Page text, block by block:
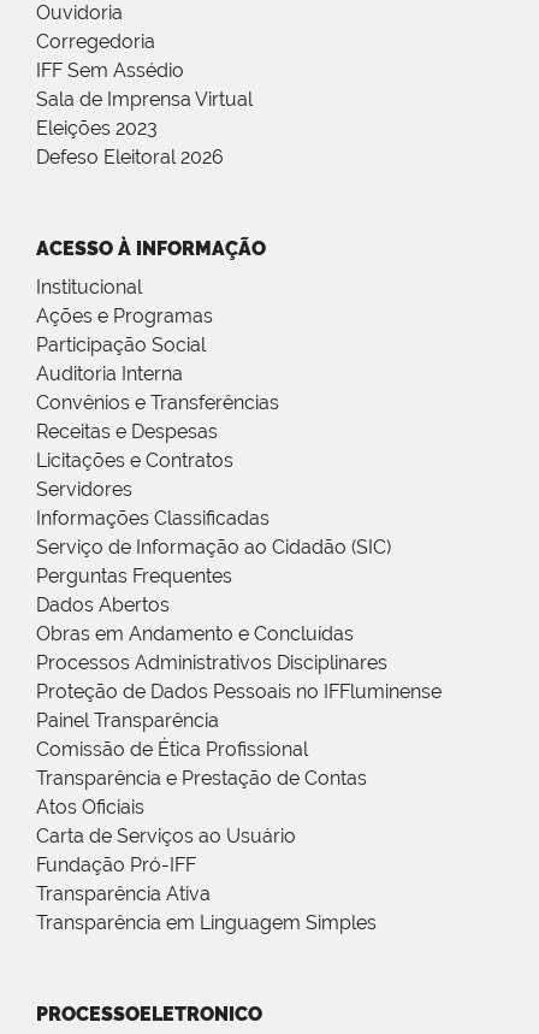
Ouvidoria
Corregedoria
IFF Sem Assédio
Sala de Imprensa Virtual
Eleições 2023
Defeso Eleitoral 2026
ACESSO À INFORMAÇÃO
Institucional
Ações e Programas
Participação Social
Auditoria Interna
Convênios e Transferências
Receitas e Despesas
Licitações e Contratos
Servidores
Informações Classificadas
Serviço de Informação ao Cidadão (SIC)
Perguntas Frequentes
Dados Abertos
Obras em Andamento e Concluídas
Processos Administrativos Disciplinares
Proteção de Dados Pessoais no IFFluminense
Painel Transparência
Comissão de Ética Profissional
Transparência e Prestação de Contas
Atos Oficiais
Carta de Serviços ao Usuário
Fundação Pró-IFF
Transparência Ativa
Transparência em Linguagem Simples
PROCESSOELETRONICO